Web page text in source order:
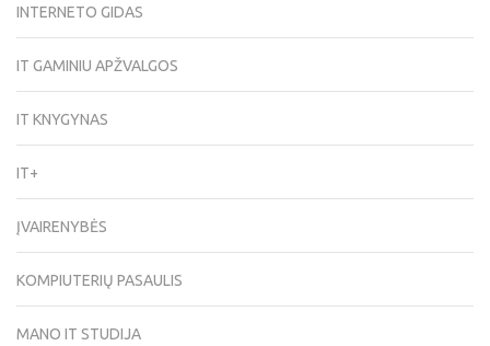
INTERNETO GIDAS
IT GAMINIU APŽVALGOS
IT KNYGYNAS
IT+
ĮVAIRENYBĖS
KOMPIUTERIŲ PASAULIS
MANO IT STUDIJA